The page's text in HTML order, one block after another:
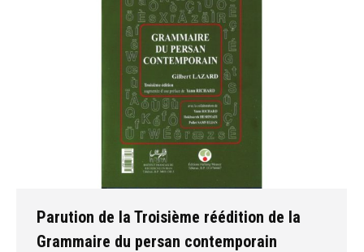
Parution de la Troisième réédition de la
Grammaire du persan contemporain